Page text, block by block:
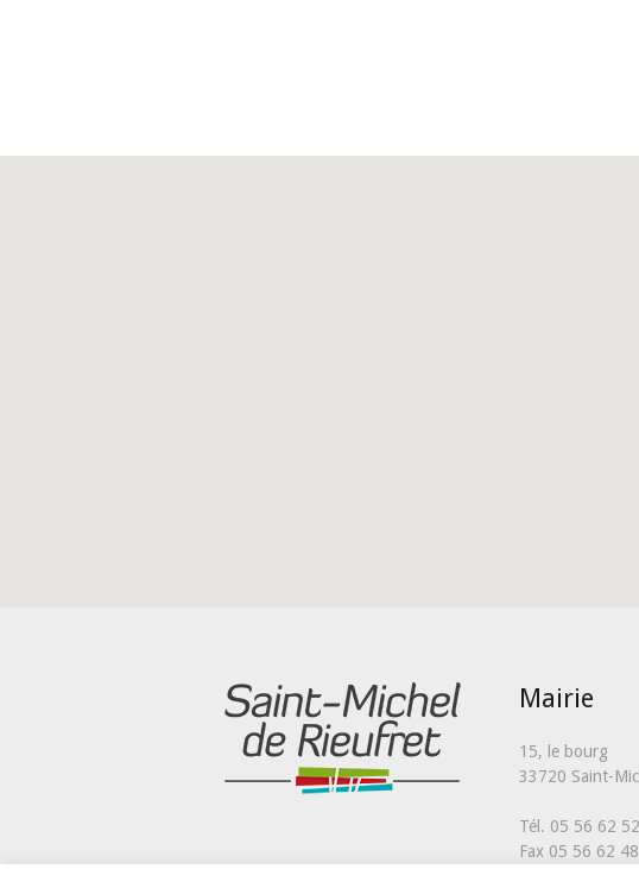
Mairie
15, le bourg
33720 Saint-
Tél. 05 56 62
Fax 05 56 62